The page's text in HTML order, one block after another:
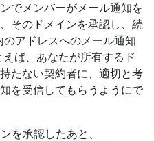
でメンバーがメール通知を
そのドメインを承認し、続
アドレスへのメール通知
ば、あなたが所有するド
たない契約者に、適切と考
を受信してもらうようにで
を承認したあと、